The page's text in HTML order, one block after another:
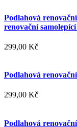
Podlahová
renovační
299,00 Kč
Podlahová
299,00 Kč
Podlahová